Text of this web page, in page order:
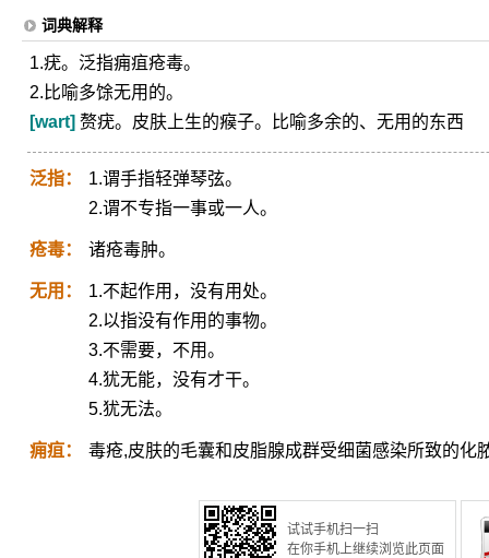
词典解释
1.疣。泛指痈疽疮毒。
2.比喻多馀无用的。
[wart] 赘疣。皮肤上生的瘊子。比喻多余的、无用的东西
泛指：
1.谓手指轻弹琴弦。
2.谓不专指一事或一人。
疮毒： 诸疮毒肿。
无用：
1.不起作用，没有用处。
2.以指没有作用的事物。
3.不需要，不用。
4.犹无能，没有才干。
5.犹无法。
痈疽： 毒疮,皮肤的毛囊和皮脂腺成群受细菌感染所致的化
试试手机扫一扫
在你手机上继续浏览此页面